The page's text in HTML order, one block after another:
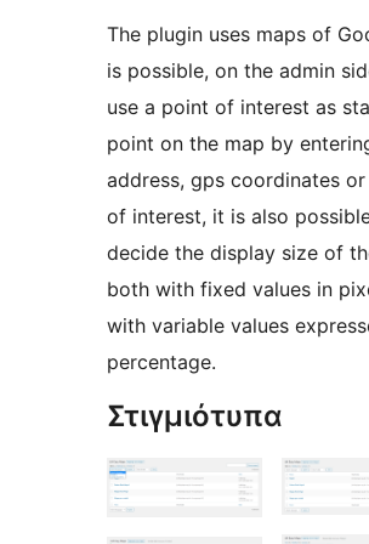
The plugin uses maps of
is possible, on the admin
use a point of interest as
point on the map by
address, gps coordinates
of interest, it is also
decide the display size of
both with fixed values in
with variable values
percentage.
Στιγμιότυπα